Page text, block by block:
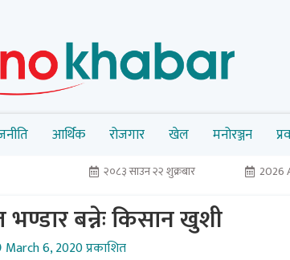
आर्थिक रोजगार खेल मनोरञ्जन
२०८३ साउन २२ शुक्रबार 2026
बन्नेः किसान खुशी
March 6, 2020 प्रकाशित